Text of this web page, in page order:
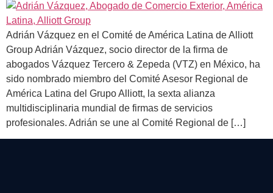
Adrián Vázquez en el Comité de América Latina de Alliott
Group Adrián Vázquez, socio director de la firma de
abogados Vázquez Tercero & Zepeda (VTZ) en México, ha
sido nombrado miembro del Comité Asesor Regional de
América Latina del Grupo Alliott, la sexta alianza
multidisciplinaria mundial de firmas de servicios
profesionales. Adrián se une al Comité Regional de […]